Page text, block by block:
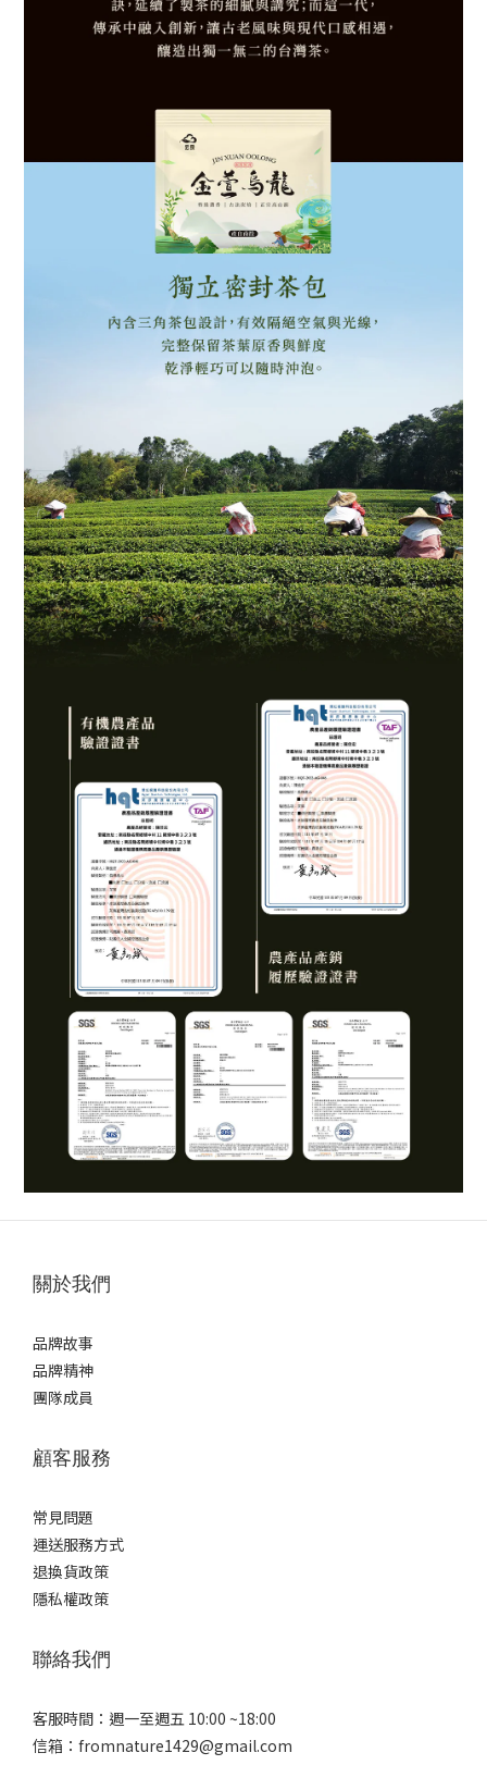
關於我們
品牌故事
品牌精神
團隊成員
顧客服務
常見問題
運送服務方式
退換貨政策
隱私權政策
聯絡我們
客服時間：週一至週五 10:00 ~18:00
信箱：fromnature1429@gmail.com